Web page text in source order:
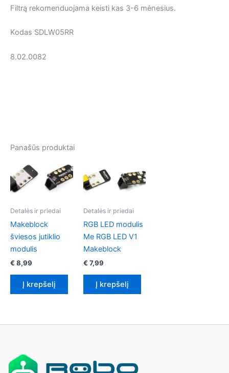
Filtrą rekomenduojama keisti kas 3-6 mėnesius.
Kodas SDLW05RR
8.02.0082
Panašūs produktai
Detalės ir priedai
Makeblock
šviesos jutiklio
modulis
€ 8,99
Į krepšelį
Detalės ir priedai
RGB LED modulis
Me RGB LED V1
Makeblock
€ 7,99
Į krepšelį